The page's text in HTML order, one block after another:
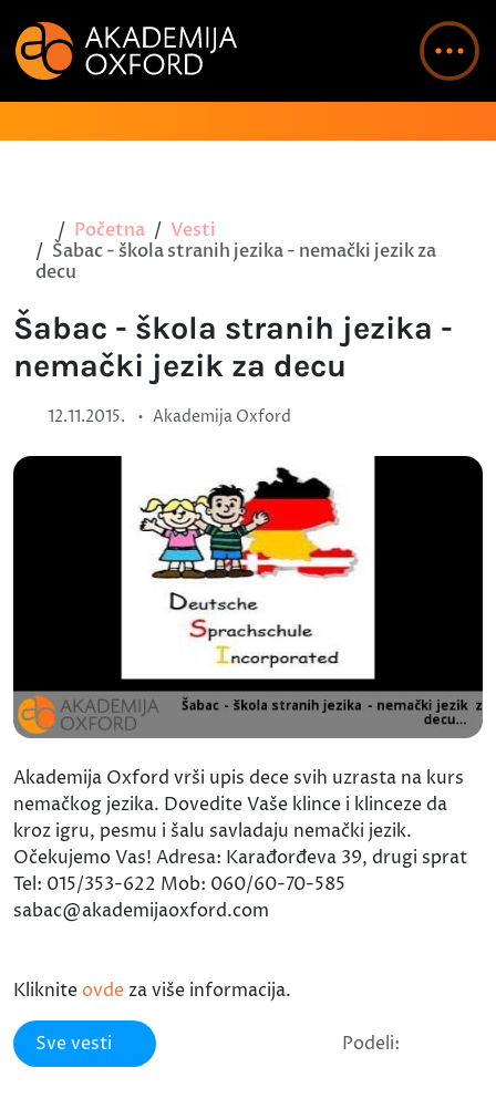
Početna
Vesti
Šabac - škola stranih jezika - nemački jezik za
decu
Šabac - škola stranih jezika -
nemački jezik za decu
12.11.2015. • Akademija Oxford
Akademija Oxford vrši upis dece svih uzrasta na kurs
nemačkog jezika. Dovedite Vaše klince i klinceze da
kroz igru, pesmu i šalu savladaju nemački jezik.
Očekujemo Vas! Adresa: Karađorđeva 39, drugi sprat
Tel: 015/353-622 Mob: 060/60-70-585
sabac@akademijaoxford.com
Kliknite ovde za više informacija.
Sve vesti Podeli: